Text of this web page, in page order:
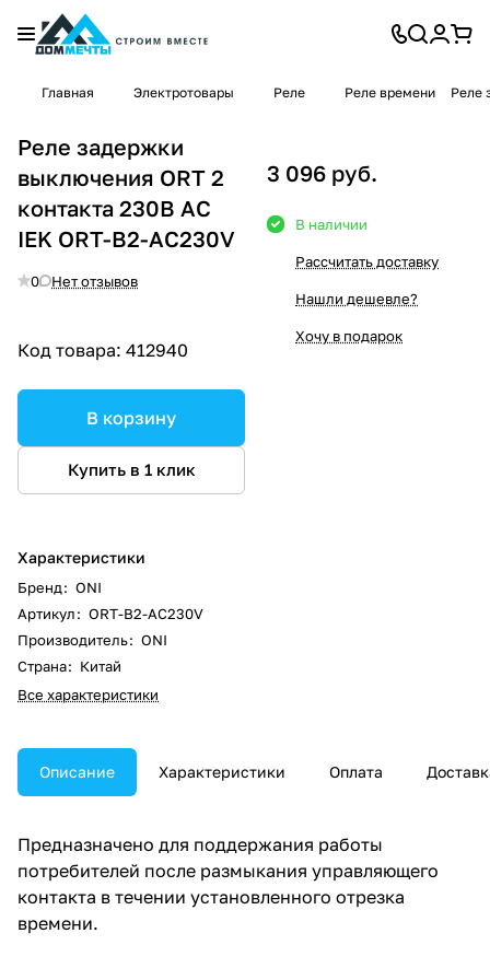
Главная Электротовары Реле Реле времени Реле
Реле задержки
выключения ORT 2
контакта 230В AC
IEK ORT-B2-AC230V
0 Нет отзывов
Код товара: 412940
В корзину
Купить в 1 клик
Характеристики
Бренд: ONI
Артикул: ORT-B2-AC230V
Производитель: ONI
Страна: Китай
Все характеристики
3 096 руб.
В наличии
Рассчитать доставку
Нашли дешевле?
Хочу в подарок
Описание Характеристики Оплата
Предназначено для поддержания работы
потребителей после размыкания управляющего
контакта в течении установленного отрезка
времени.